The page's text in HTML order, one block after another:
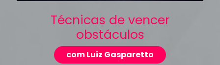
Técnicas de vencer
obstáculos
com Luiz Gasparetto